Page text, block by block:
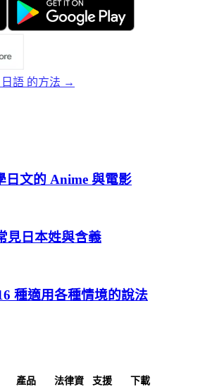
日語 的方法 →
日文的 Anime 與電影
見日本姓與含義
種適用各種情境的說法
產品
法律資
支援
下載